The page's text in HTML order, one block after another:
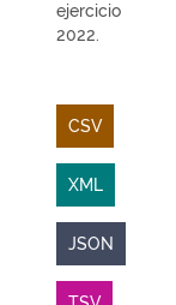
ejercicio
2022.
CSV
XML
JSON